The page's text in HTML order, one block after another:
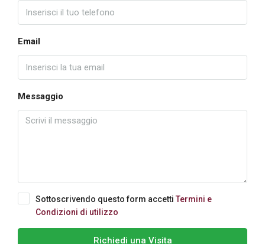
Email
Messaggio
Sottoscrivendo questo form accetti Termini e
Condizioni di utilizzo
Richiedi una Visita